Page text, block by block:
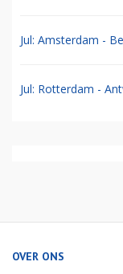
Jul: Amsterdam -
Jul: Rotterdam -
OVER ONS